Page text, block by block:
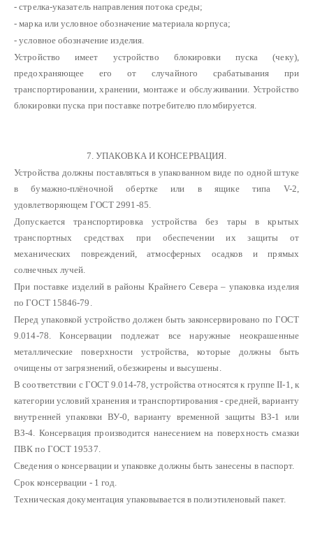
- стрелка-указатель направления потока среды;
- марка или условное обозначение материала корпуса;
- условное обозначение изделия.
Устройство имеет устройство блокировки пуска (чеку),
предохраняющее его от случайного срабатывания при
транспортировании, хранении, монтаже и обслуживании. Устройство
блокировки пуска при поставке потребителю пломбируется.
7. УПАКОВКА И КОНСЕРВАЦИЯ.
Устройства должны поставляться в упакованном виде по одной штуке
в бумажно-плёночной обертке или в ящике типа V-2,
удовлетворяющем ГОСТ 2991-85.
Допускается транспортировка устройства без тары в крытых
транспортных средствах при обеспечении их защиты от
механических повреждений, атмосферных осадков и прямых
солнечных лучей.
При поставке изделий в районы Крайнего Севера – упаковка изделия
по ГОСТ 15846-79.
Перед упаковкой устройство должен быть законсервировано по ГОСТ
9.014-78. Консервации подлежат все наружные неокрашенные
металлические поверхности устройства, которые должны быть
очищены от загрязнений, обезжирены и высушены.
В соответствии с ГОСТ 9.014-78, устройства относятся к группе II-1, к
категории условий хранения и транспортирования - средней, варианту
внутренней упаковки ВУ-0, варианту временной защиты ВЗ-1 или
ВЗ-4. Консервация производится нанесением на поверхность смазки
ПВК по ГОСТ 19537.
Сведения о консервации и упаковке должны быть занесены в паспорт.
Срок консервации - 1 год.
Техническая документация упаковывается в полиэтиленовый пакет.